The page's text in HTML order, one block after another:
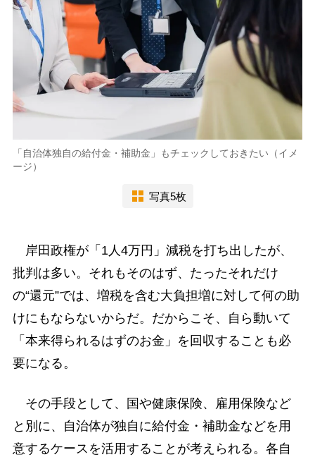
「自治体独自の給付金・補助金」もチェックしておきたい（イメ
ージ）
写真5枚
岸田政権が「1人4万円」減税を打ち出したが、
批判は多い。それもそのはず、たったそれだけ
の“還元”では、増税を含む大負担増に対して何の助
けにもならないからだ。だからこそ、自ら動いて
「本来得られるはずのお金」を回収することも必
要になる。
その手段として、国や健康保険、雇用保険など
と別に、自治体が独自に給付金・補助金などを用
意するケースを活用することが考えられる。各自